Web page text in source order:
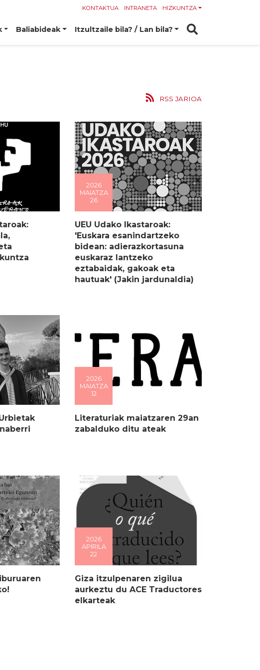
KONTAKTUA INTRANETA HIZKUNTZA
Baliabideak Itzultzaile bila? / Lan bila?
RSS JARIOA
2026
MAIATZA
26
UEU Udako Ikastaroak:
'Euskara esanindartzeko
bidean: adierazkortasuna
euskaraz lantzeko
eztabaidak, gakoak eta
hautuak' (Jakin jardunaldia)
2026
MAIATZA
12
Literaturiak maiatzaren 29an
zabalduko ditu ateak
2026
APIRILA
22
Giza itzulpenaren zigilua
aurkeztu du ACE Traductores
elkarteak